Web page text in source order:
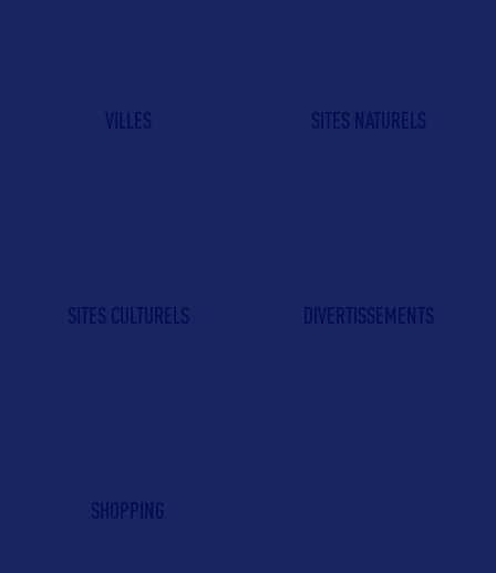
VILLES SITES NATURELS
SITES CULTURELS DIVERTISSEMENTS
SHOPPING